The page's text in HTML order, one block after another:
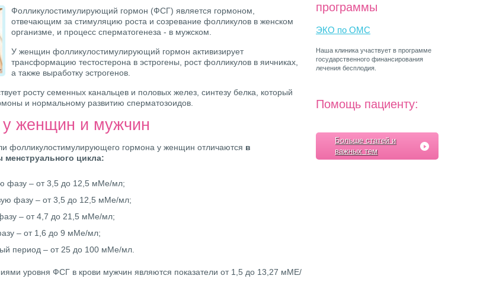
Фолликулостимулирующий гормон (ФСГ) является гормоном,
отвечающим за стимуляцию роста и созревание фолликулов в женском
организме, и процесс сперматогенеза - в мужском.
У женщин фолликулостимулирующий гормон активизирует
трансформацию тестостерона в эстрогены, рост фолликулов в яичниках,
а также выработку эстрогенов.
росту семенных канальцев и половых желез, синтезу белка, который
и нормальному развитию сперматозоидов.
женщин и мужчин
фолликулостимулирующего гормона у женщин отличаются в
цикла:
фазу – от 3,5 до 12,5 мМе/мл;
фазу – от 3,5 до 12,5 мМе/мл;
– от 4,7 до 21,5 мМе/мл;
– от 1,6 до 9 мМе/мл;
период – от 25 до 100 мМе/мл.
уровня ФСГ в крови мужчин являются показатели от 1,5 до 13,27 мМЕ/
программы
ЭКО по ОМС
Наша клиника участвует в программе
государственного финансирования
лечения бесплодия.
Помощь пациенту:
Больше статей и
важных тем